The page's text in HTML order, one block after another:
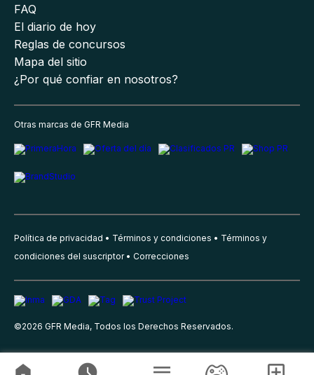
FAQ
El diario de hoy
Reglas de concursos
Mapa del sitio
¿Por qué confiar en nosotros?
Otras marcas de GFR Media
Política de privacidad Términos y condiciones
Términos y
condiciones del suscriptor
Correcciones
©2026 GFR Media, Todos los Derechos Reservados.